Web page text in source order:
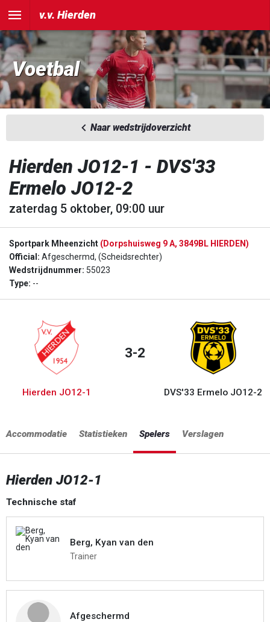
v.v. Hierden
Voetbal
Naar wedstrijdoverzicht
Hierden JO12-1 - DVS'33
Ermelo JO12-2
zaterdag 5 oktober, 09:00 uur
Sportpark Mheenzicht (Dorpshuisweg 9 A, 3849BL HIERDEN)
Official: Afgeschermd, (Scheidsrechter)
Wedstrijdnummer: 55023
Type: --
Hierden JO12-1
3-2
DVS'33 Ermelo JO12-2
Accommodatie Statistieken Spelers Verslagen
Hierden JO12-1
Technische staf
Berg, Kyan van den
Trainer
Afgeschermd